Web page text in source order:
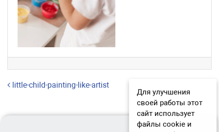
Навигация по записям
little-child-painting-like-artist
Для улучшения
своей работы этот
сайт использует
файлы cookie и